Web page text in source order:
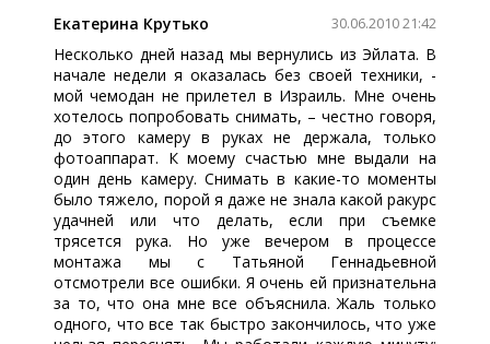
30.06.2010 21:42
Екатерина Крутько
Несколько дней назад мы вернулись из Эйлата. В
начале недели я оказалась без своей техники, -
мой чемодан не прилетел в Израиль. Мне очень
хотелось попробовать снимать, – честно говоря,
до этого камеру в руках не держала, только
фотоаппарат. К моему счастью мне выдали на
один день камеру. Снимать в какие-то моменты
было тяжело, порой я даже не знала какой ракурс
удачней или что делать, если при съемке
трясется рука. Но уже вечером в процессе
монтажа мы с Татьяной Геннадьевной
отсмотрели все ошибки. Я очень ей признательна
за то, что она мне все объяснила. Жаль только
одного, что все так быстро закончилось, что уже